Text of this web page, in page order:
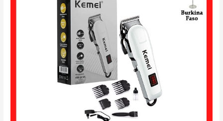
14.900 CFA. 11.500 CFA.